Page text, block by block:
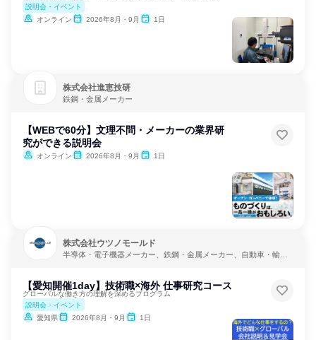
説明会・イベント
オンライン
2026年8月・9月 1日
株式会社進恵技研
鉄鋼・金属メーカー
【WEBで60分】文理不問・メーカーの業界研
究ができる説明会
オンライン 2026年8月・9月 1日
株式会社ウツノモールド
半導体・電子機器メーカー、鉄鋼・金属メーカー、自動車・輸送
【愛知開催1day】技術職×海外 仕事研究コース
グローバルな働き方の理解を深めるプログラム
説明会・イベント
愛知県
2026年8月・9月 1日